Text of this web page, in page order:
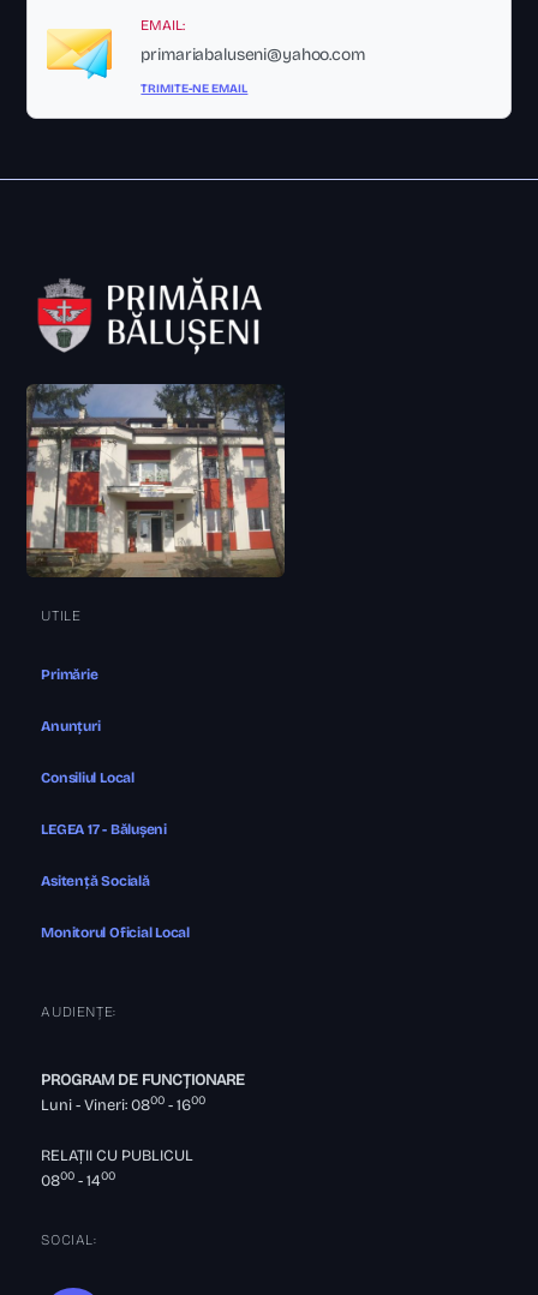
EMAIL:
primariabaluseni@yahoo.com
TRIMITE-NE EMAIL
UTILE
Primărie
Anunțuri
Consiliul Local
LEGEA 17 - Bălușeni
Asitență Socială
Monitorul Oficial Local
AUDIENȚE:
PROGRAM DE FUNCȚIONARE
Luni - Vineri: 0800 - 1600
RELAȚII CU PUBLICUL
0800 - 1400
SOCIAL: